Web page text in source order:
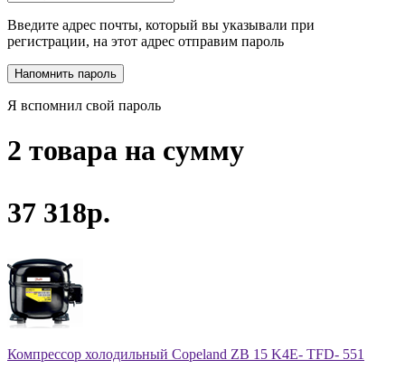
Введите адрес почты, который вы указывали при
регистрации, на этот адрес отправим пароль
Я вспомнил свой пароль
2 товара на сумму
37 318р.
Компрессор холодильный Copeland ZB 15 K4E- TFD- 551